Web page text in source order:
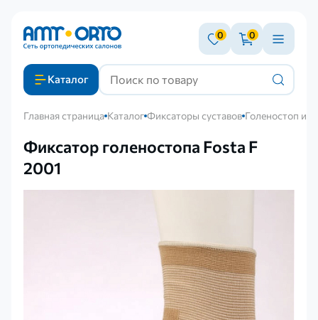
0 0
Каталог
Главная страница Каталог Фиксаторы суставов Голеностоп и
Фиксатор голеностопа Fosta F
2001